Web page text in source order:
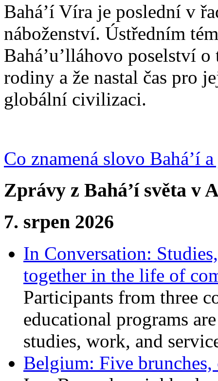
Bahá’í Víra je poslední v
náboženství. Ústředním
Bahá’u’lláhovo poselství
rodiny a že nastal čas pro
globální civilizaci.
Co znamená slovo Bahá’í
Zprávy z Bahá’í světa v
7. srpen 2026
In Conversation:
together in the life of
Participants from three
educational programs
studies, work, and
Belgium: Five